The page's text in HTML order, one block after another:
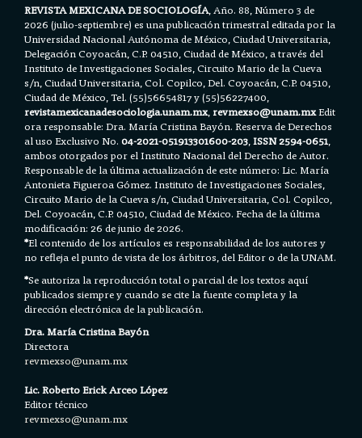
REVISTA MEXICANA DE SOCIOLOGÍA, Año. 88, Número 3 de
2026 (julio-septiembre) es una publicación trimestral editada por la
Universidad Nacional Autónoma de México, Ciudad Universitaria,
Delegación Coyoacán, C.P. 04510, Ciudad de México, a través del
Instituto de Investigaciones Sociales, Circuito Mario de la Cueva
s/n, Ciudad Universitaria, Col. Copilco, Del. Coyoacán, C.P. 04510,
Ciudad de México, Tel. (55)56654817 y (55)56227400,
revistamexicanadesociologia.unam.mx,revmexso@unam.mxEdit
ora responsable: Dra. María Cristina Bayón. Reserva de Derechos
al uso Exclusivo No.04-2021-051913301600-203,ISSN 2594-0651,
ambos otorgados por el Instituto Nacional del Derecho de Autor.
Responsable de la última actualización de este número: Lic. María
Antonieta Figueroa Gómez. Instituto de Investigaciones Sociales,
Circuito Mario de la Cueva s/n, Ciudad Universitaria, Col. Copilco,
Del. Coyoacán, C.P. 04510, Ciudad de México. Fecha de la última
modificación: 26 de junio de 2026.
*El contenido de los artículos es responsabilidad de los autores y
no refleja el punto de vista de los árbitros, del Editor o de la UNAM.
*Se autoriza la reproducción total o parcial de los textos aquí
publicados siempre y cuando se cite la fuente completa y la
dirección electrónica de la publicación.
Dra. María Cristina Bayón
Directora
revmexso@unam.mx
Lic. Roberto Erick Arceo López
Editor técnico
revmexso@unam.mx